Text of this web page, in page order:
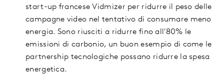
start-up francese Vidmizer per ridurre il peso delle
campagne video nel tentativo di consumare meno
energia. Sono riusciti a ridurre fino all'80% le
emissioni di carbonio, un buon esempio di come le
partnership tecnologiche possano ridurre la spesa
energetica.